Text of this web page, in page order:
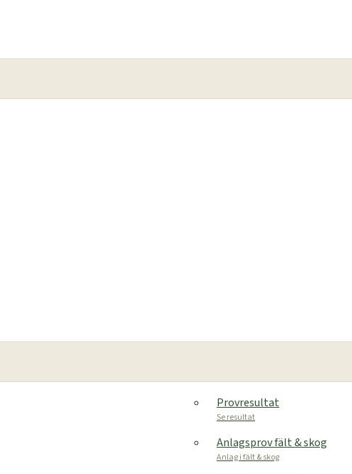
Provresultat
Se resultat
Anlagsprov fält & skog
Anlag i fält & skog